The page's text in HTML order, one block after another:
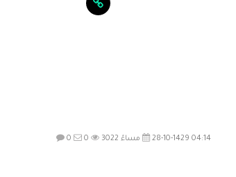
28-10-1429 04:14 مساءً 0 0 3022